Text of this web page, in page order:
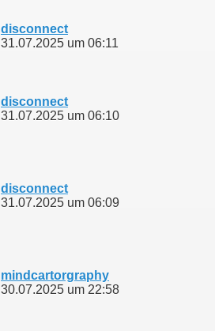
disconnect
31.07.2025 um 06:11
disconnect
31.07.2025 um 06:10
disconnect
31.07.2025 um 06:09
mindcartorgraphy
30.07.2025 um 22:58